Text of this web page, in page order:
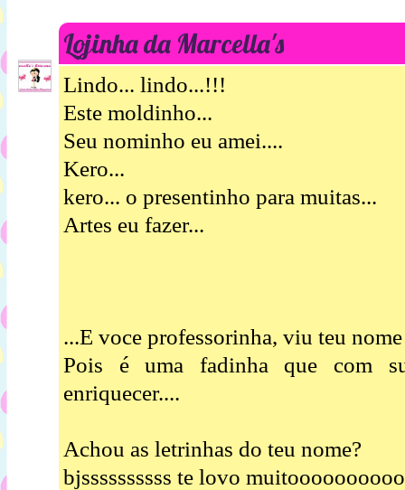
Lojinha da Marcella's
Lindo... lindo...!!!
Este moldinho...
Seu nominho eu amei....
Kero...
kero... o presentinho para muitas...
Artes eu fazer...
...E voce professorinha, viu teu nome
Pois é uma fadinha que com
enriquecer....
Achou as letrinhas do teu nome?
bjssssssssss te lovo